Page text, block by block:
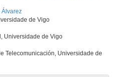
Álvarez
de Vigo
Universidade de Vigo
Telecomunicación, Universidade de
VI edición dos premios Incuvi-Emprende 2017